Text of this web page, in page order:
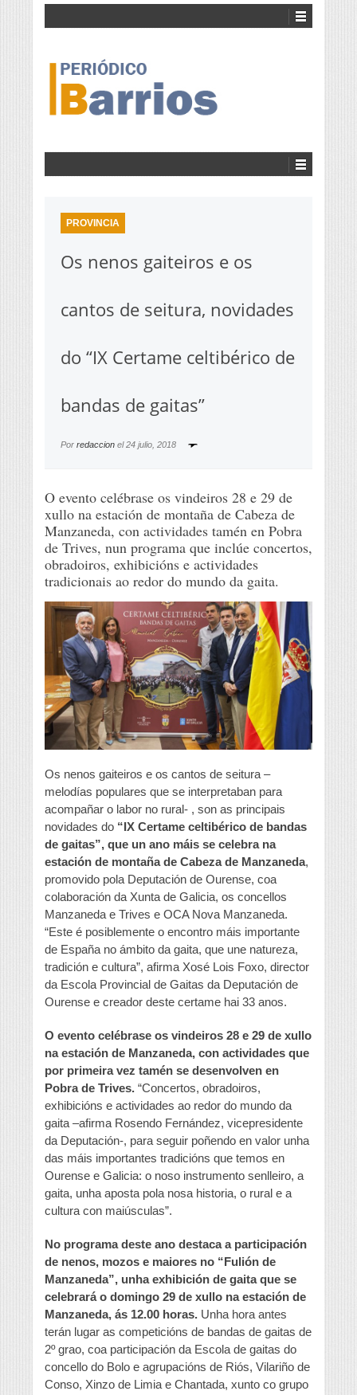
PROVINCIA
Os nenos gaiteiros e os
cantos de seitura, novidades
do “IX Certame celtibérico de
bandas de gaitas”
Por redaccion el24 julio, 2018
O evento celébrase os vindeiros 28 e 29 de
xullo na estación de montaña de Cabeza de
Manzaneda, con actividades tamén en Pobra
de Trives, nun programa que inclúe concertos,
obradoiros, exhibicións e actividades
tradicionais ao redor do mundo da gaita.
Os nenos gaiteiros e os cantos de seitura –
melodías populares que se interpretaban para
acompañar o labor no rural- , son as principais
novidades do “IX Certame celtibérico de bandas
de gaitas”, que un ano máis se celebra na
estación de montaña de Cabeza de Manzaneda,
promovido pola Deputación de Ourense, coa
colaboración da Xunta de Galicia, os concellos
Manzaneda e Trives e OCA Nova Manzaneda.
“Este é posiblemente o encontro máis importante
de España no ámbito da gaita, que une natureza,
tradición e cultura”, afirma Xosé Lois Foxo, director
da Escola Provincial de Gaitas da Deputación de
Ourense e creador deste certame hai 33 anos.
O evento celébrase os vindeiros 28 e 29 de xullo
na estación de Manzaneda, con actividades que
por primeira vez tamén se desenvolven en
Pobra de Trives. “Concertos, obradoiros,
exhibicións e actividades ao redor do mundo da
gaita –afirma Rosendo Fernández, vicepresidente
da Deputación-, para seguir poñendo en valor unha
das máis importantes tradicións que temos en
Ourense e Galicia: o noso instrumento senlleiro, a
gaita, unha aposta pola nosa historia, o rural e a
cultura con maiúsculas”.
No programa deste ano destaca a participación
de nenos, mozos e maiores no “Fulión de
Manzaneda”, unha exhibición de gaita que se
celebrará o domingo 29 de xullo na estación de
Manzaneda, ás 12.00 horas. Unha hora antes
terán lugar as competicións de bandas de gaitas de
2º grao, coa participación da Escola de gaitas do
concello do Bolo e agrupacións de Riós, Vilariño de
Conso, Xinzo de Limia e Chantada, xunto co grupo